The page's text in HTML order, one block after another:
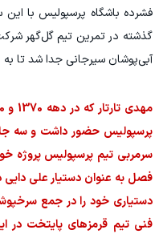
فشرده باشگاه پرسپولیس با
گذشته در تمرین تیم گل‌گهر
آبی‌پوشان سیرجانی جدا شد تا
پرسپولیس حضور داشت و سه
سرمربی تیم پرسپولیس پروژه
فصل به عنوان دستیار علی
دستیاری خود را در جمع
فنی تیم قرمزهای پایتخت در